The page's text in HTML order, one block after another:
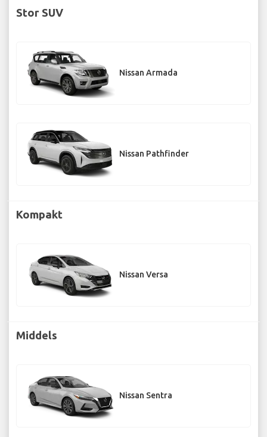
Stor SUV
Nissan Armada
Nissan Pathfinder
Kompakt
Nissan Versa
Middels
Nissan Sentra